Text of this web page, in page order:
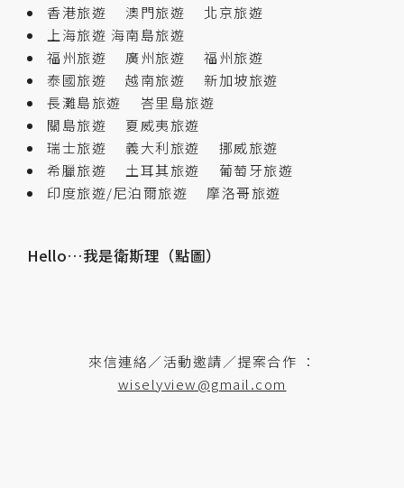
香港旅遊
澳門旅遊
北京旅遊
上海旅遊 海南島旅遊
福州旅遊
廣州旅遊
福州旅遊
泰國旅遊
越南旅遊
新加坡旅遊
長灘島旅遊
峇里島旅遊
關島旅遊
夏威夷旅遊
瑞士旅遊
義大利旅遊
挪威旅遊
希臘旅遊
土耳其旅遊
葡萄牙旅遊
印度旅遊/尼泊爾旅遊
摩洛哥旅遊
Hello…我是衛斯理（點圖）
來信連絡／活動邀請／提案合作 ：
wiselyview@gmail.com